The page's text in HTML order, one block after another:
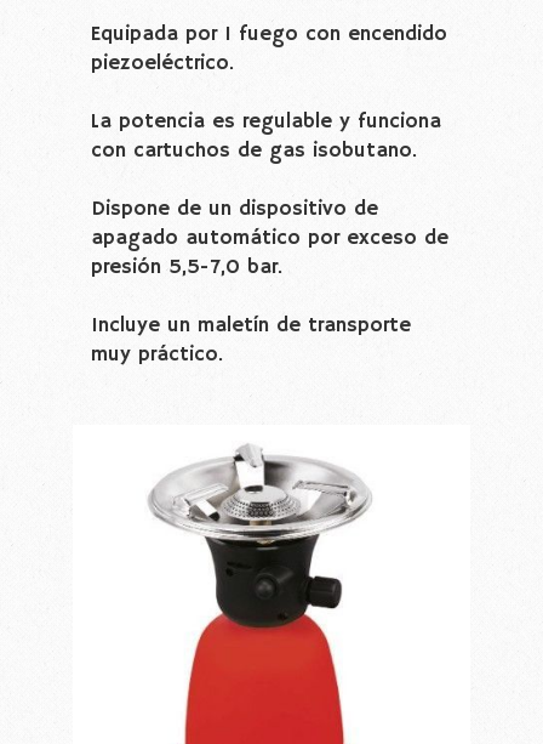
Equipada por 1 fuego con encendido
piezoeléctrico.
La potencia es regulable y funciona
con cartuchos de gas isobutano.
Dispone de un dispositivo de
apagado automático por exceso de
presión 5,5-7,0 bar.
Incluye un maletín de transporte
muy práctico.